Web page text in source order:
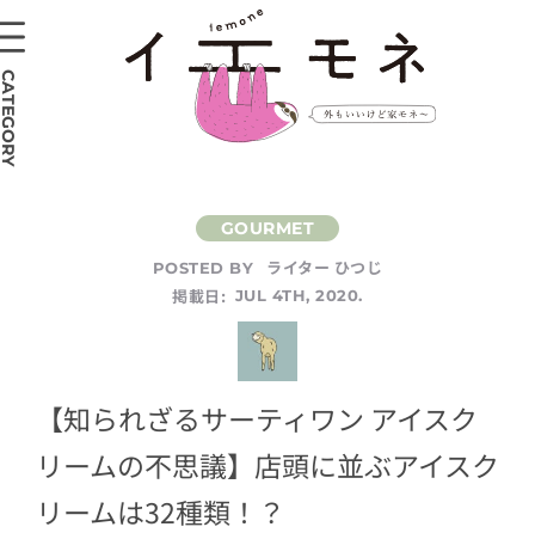
POSTED BY
ライター ひつじ
掲載日: JUL 4TH, 2020.
【知られざるサーティワン アイスク
リームの不思議】店頭に並ぶアイスク
リームは32種類！？